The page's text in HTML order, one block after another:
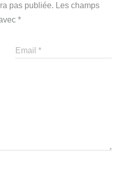
pas publiée. Les champs
*